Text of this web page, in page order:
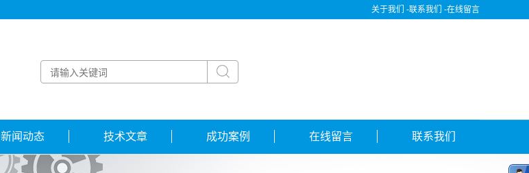
关于我们 -联系我们 -在线留言
新闻动态 技术文章 成功案例 在线留言 联系我们